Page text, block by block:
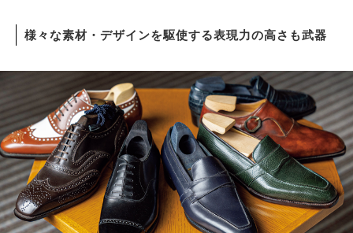
様々な素材・デザインを駆使する表現力の高さも武器